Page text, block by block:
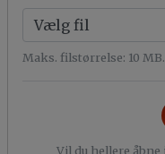
Vælg fil
Maks. filstørrelse: 10
Vil du hellere